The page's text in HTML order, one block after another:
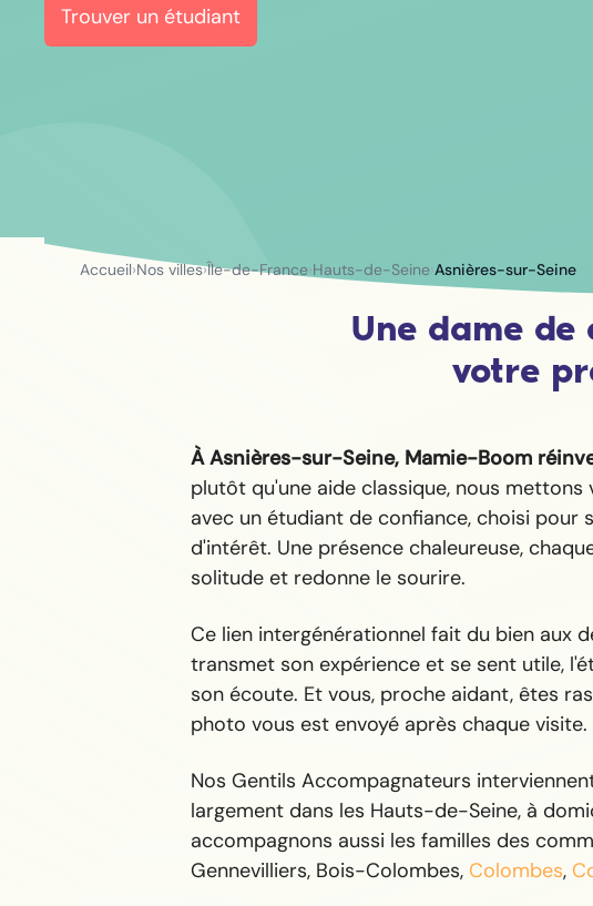
Trouver un étudiant
Accueil›Nos villes›Île-de-France›Hauts-de-Seine›Asnières-sur-Seine
Une dame
votre
À Asnières-sur-Seine, Mamie-Boom
plutôt qu'une aide classique, nous
avec un étudiant de confiance, choisi pour
d'intérêt. Une présence chaleureuse,
solitude et redonne le sourire.
Ce lien intergénérationnel fait du bien aux
transmet son expérience et se sent utile,
son écoute. Et vous, proche aidant, êtes
photo vous est envoyé après chaque visite.
Nos Gentils Accompagnateurs
largement dans les Hauts-de-Seine, à
accompagnons aussi les familles des
Gennevilliers, Bois-Colombes, Colombes,